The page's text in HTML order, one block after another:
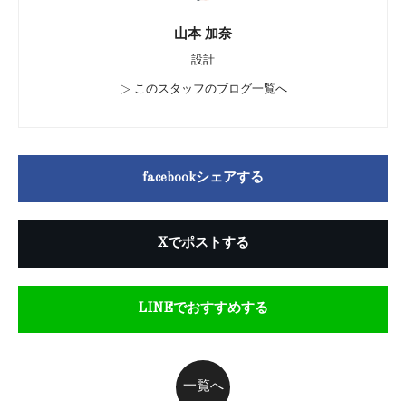
山本 加奈
設計
> このスタッフのブログ一覧へ
facebookシェアする
Xでポストする
LINEでおすすめする
一覧へ